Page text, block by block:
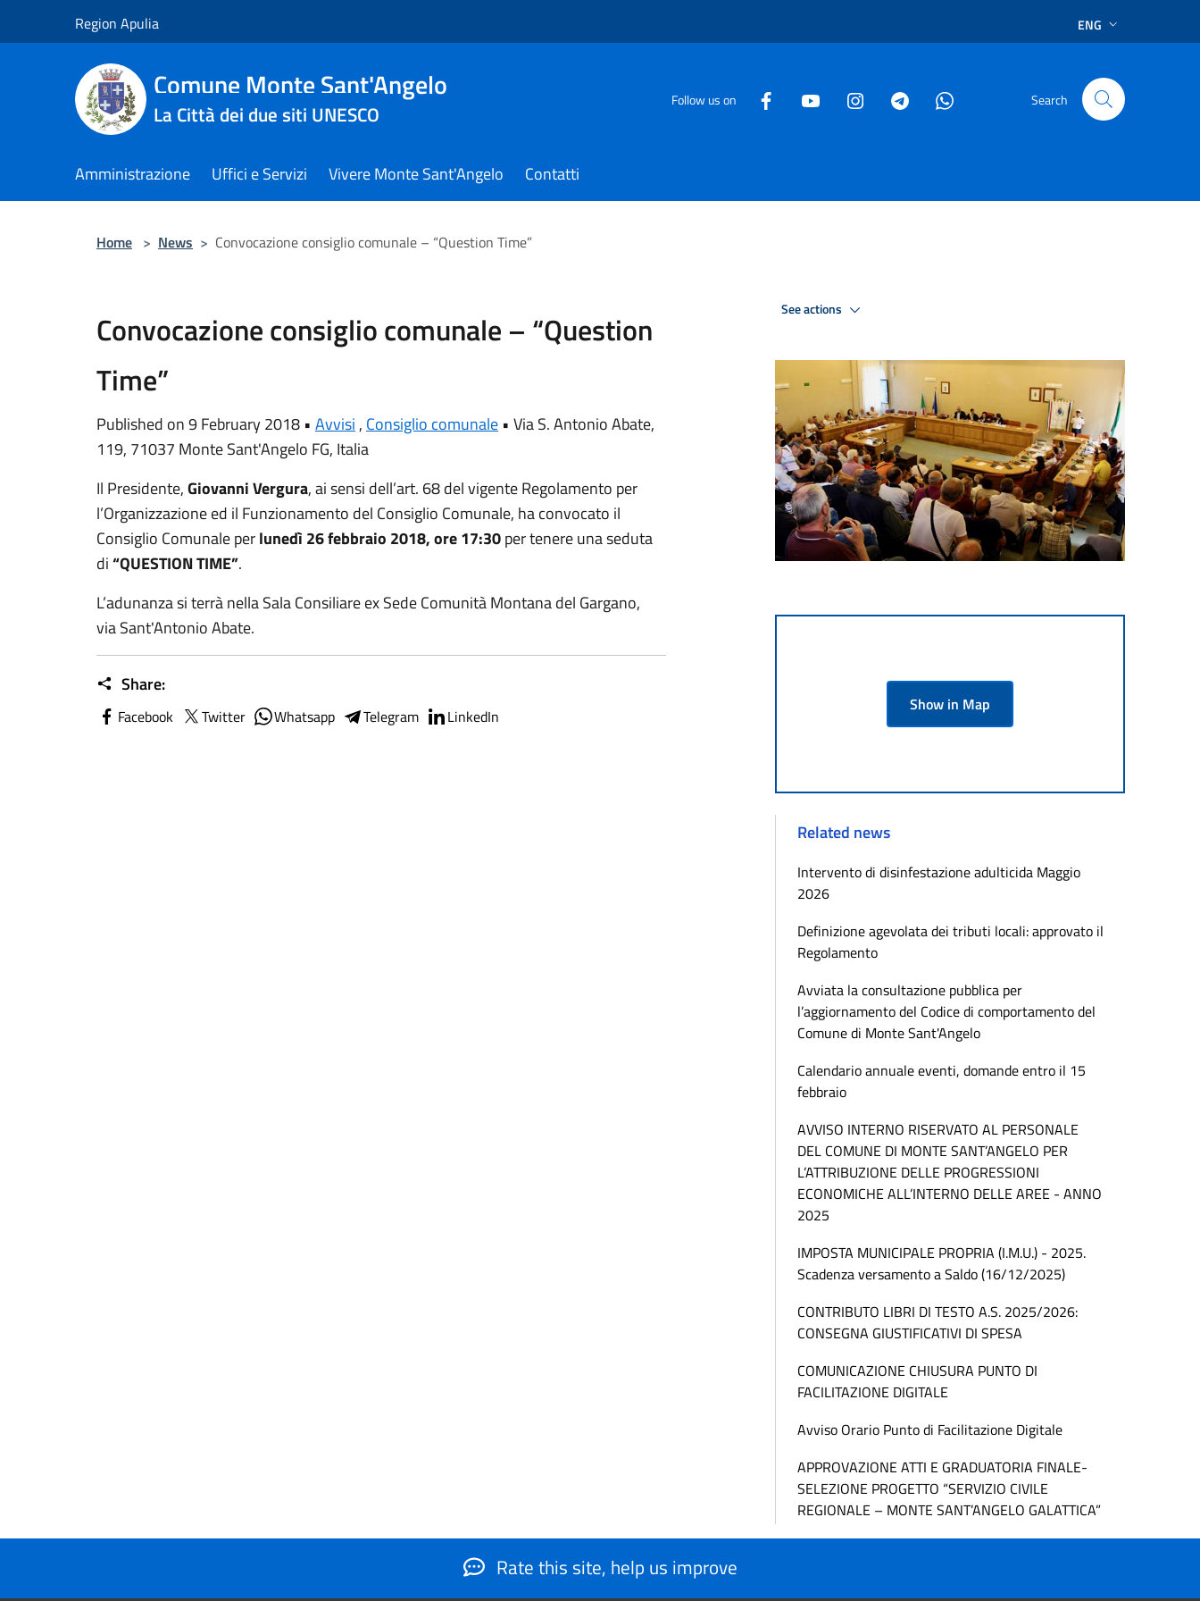
Region Apulia ENG
Comune Monte Sant'Angelo
La Città dei due siti UNESCO
Follow us on Search
Amministrazione Uffici e Servizi Vivere Monte Sant'Angelo Contatti
Home > News > Convocazione consiglio comunale – “Question Time”
Convocazione consiglio comunale – “Question
Time”
Published on 9 February 2018 • Avvisi , Consiglio comunale • Via S. Antonio Abate,
119, 71037 Monte Sant'Angelo FG, Italia
Il Presidente,Giovanni Vergura, ai sensi dell’art. 68 del vigente Regolamento per
l’Organizzazione ed il Funzionamento del Consiglio Comunale, ha convocato il
Consiglio Comunale perlunedì 26 febbraio 2018, ore 17:30per tenere una seduta
di“QUESTION TIME”.
L’adunanza si terrà nella Sala Consiliare ex Sede Comunità Montana del Gargano,
via Sant'Antonio Abate.
Share:
Facebook Twitter Whatsapp Telegram LinkedIn
See actions
Show in Map
Related news
Intervento di disinfestazione adulticida Maggio
2026
Definizione agevolata dei tributi locali: approvato il
Regolamento
Avviata la consultazione pubblica per
l’aggiornamento del Codice di comportamento del
Comune di Monte Sant'Angelo
Calendario annuale eventi, domande entro il 15
febbraio
AVVISO INTERNO RISERVATO AL PERSONALE
DEL COMUNE DI MONTE SANT’ANGELO PER
L’ATTRIBUZIONE DELLE PROGRESSIONI
ECONOMICHE ALL’INTERNO DELLE AREE - ANNO
2025
IMPOSTA MUNICIPALE PROPRIA (I.M.U.) - 2025.
Scadenza versamento a Saldo (16/12/2025)
CONTRIBUTO LIBRI DI TESTO A.S. 2025/2026:
CONSEGNA GIUSTIFICATIVI DI SPESA
COMUNICAZIONE CHIUSURA PUNTO DI
FACILITAZIONE DIGITALE
Avviso Orario Punto di Facilitazione Digitale
APPROVAZIONE ATTI E GRADUATORIA FINALE-
SELEZIONE PROGETTO “SERVIZIO CIVILE
REGIONALE – MONTE SANT’ANGELO GALATTICA”
Rate this site, help us improve